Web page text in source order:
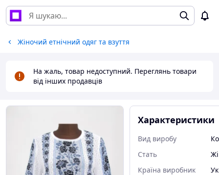
Жіночий етнічний одяг та взуття
На жаль, товар недоступний. Переглянь товари
від інших продавців
Характеристики
Вид виробу
Стать
Країна виробник